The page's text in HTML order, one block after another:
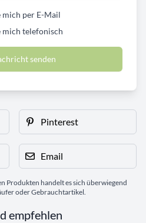
mich per E-Mail
mich telefonisch
senden
Pinterest
Email
Produkten handelt es sich überwiegend
oder Gebrauchtartikel.
empfehlen